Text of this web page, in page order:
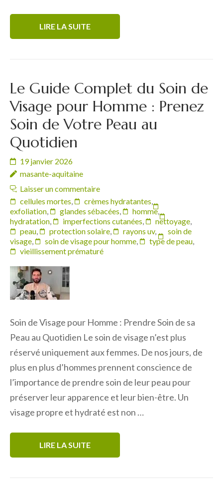
LIRE LA SUITE
Le Guide Complet du Soin de
Visage pour Homme : Prenez
Soin de Votre Peau au
Quotidien
19 janvier 2026
masante-aquitaine
Laisser un commentaire
cellules mortes, crèmes hydratantes,
exfoliation, glandes sébacées, homme,
hydratation, imperfections cutanées, nettoyage,
peau, protection solaire, rayons uv,
soin de
visage, soin de visage pour homme, type de peau,
vieillissement prématuré
Soin de Visage pour Homme : Prendre Soin de sa
Peau au Quotidien Le soin de visage n’est plus
réservé uniquement aux femmes. De nos jours, de
plus en plus d’hommes prennent conscience de
l’importance de prendre soin de leur peau pour
préserver leur apparence et leur bien-être. Un
visage propre et hydraté est non …
LIRE LA SUITE